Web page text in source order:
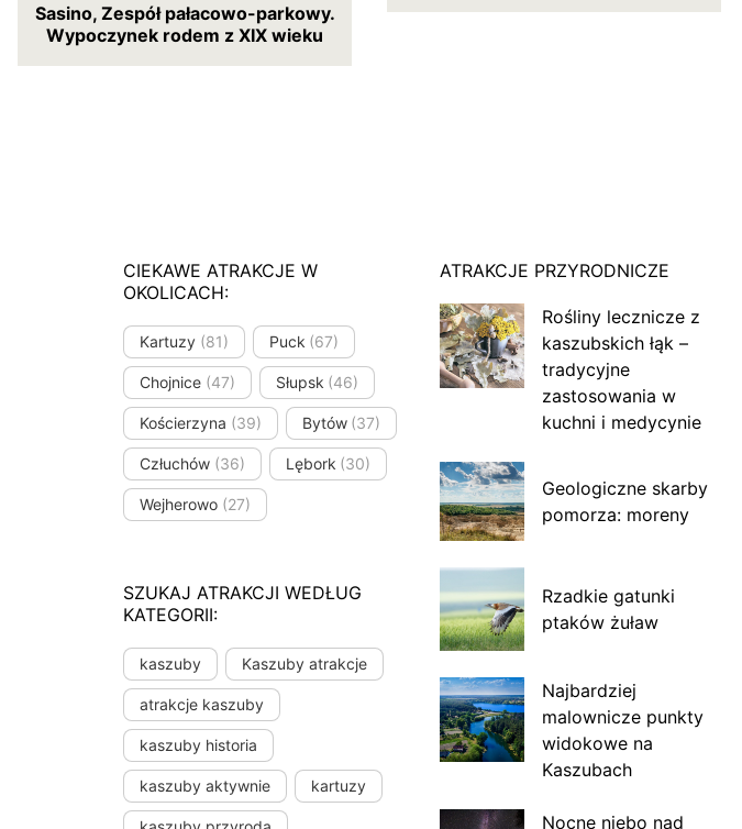
Sasino, Zespół pałacowo-parkowy.
Wypoczynek rodem z XIX wieku
CIEKAWE ATRAKCJE W
OKOLICACH:
Kartuzy (81) Puck (67)
Chojnice (47) Słupsk (46)
Kościerzyna (39) Bytów (37)
Człuchów (36) Lębork (30)
Wejherowo (27)
SZUKAJ ATRAKCJI WEDŁUG
KATEGORII:
kaszuby Kaszuby atrakcje
atrakcje kaszuby
kaszuby historia
kaszuby aktywnie kartuzy
ATRAKCJE PRZYRODNICZE
Rośliny lecznicze z
kaszubskich łąk –
tradycyjne
zastosowania w
kuchni i medycynie
Geologiczne skarby
pomorza: moreny
Rzadkie gatunki
ptaków żuław
Najbardziej
malownicze punkty
widokowe na
Kaszubach
Nocne niebo nad